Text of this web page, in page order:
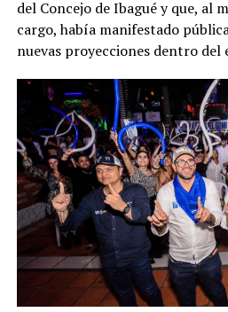
del Concejo de Ibagué y que, al
cargo, había manifestado
nuevas proyecciones dentro